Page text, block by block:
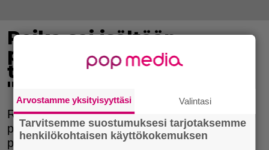
Poika sai isältään
postikortin kaksi vuotta
tämän kuoleman jälkeen:
"Rakastan sinua"
Rowan Torrez koki uskomattoman hetken, kun
posti toi hänelle kortin, jonka lähettäjäksi
paljastui kaksi vuotta sitten menehtynyt isä.
Arvostamme yksityisyyttäsi Valintasi
Tarvitsemme suostumuksesi tarjotaksemme
henkilökohtaisen käyttökokemuksen